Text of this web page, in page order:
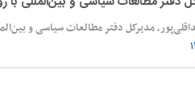
مدیرکل دفتر مطالعات سیاسی و